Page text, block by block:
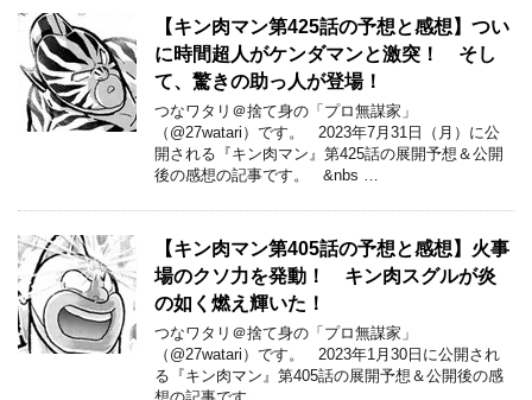
【キン肉マン第425話の予想と感想】つい
に時間超人がケンダマンと激突！ そし
て、驚きの助っ人が登場！
つなワタリ＠捨て身の「プロ無謀家」
（@27watari）です。 2023年7月31日（月）に公
開される『キン肉マン』第425話の展開予想＆公開
後の感想の記事です。 &nbs …
【キン肉マン第405話の予想と感想】火事
場のクソ力を発動！ キン肉スグルが炎
の如く燃え輝いた！
つなワタリ＠捨て身の「プロ無謀家」
（@27watari）です。 2023年1月30日に公開され
る『キン肉マン』第405話の展開予想＆公開後の感